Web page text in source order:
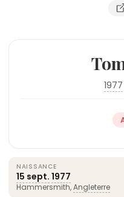
1977
NAISSANCE
15 sept. 1977
Hammersmith,Angleterre